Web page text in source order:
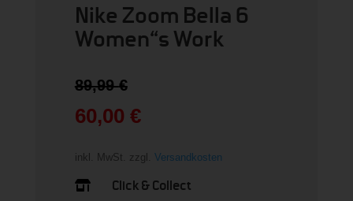
Nike Zoom Bella 6
Women“s Work
89,99€Preis
war:
89,99 €
60,00 €
Aktueller
Preis
60,00 €.
inkl. MwSt. zzgl. Versandkosten
 Click & Collect